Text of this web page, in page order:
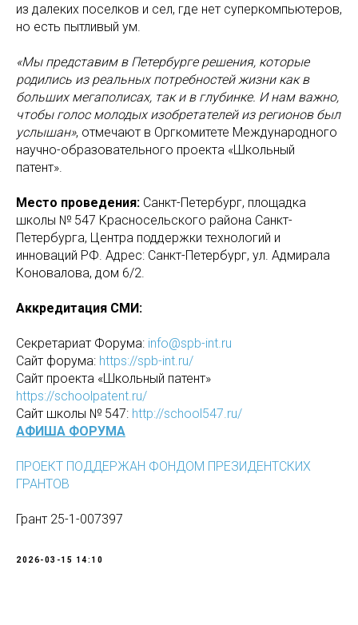
из далеких поселков и сел, где нет суперкомпьютеров,
но есть пытливый ум.
«Мы представим в Петербурге решения, которые
родились из реальных потребностей жизни как в
больших мегаполисах, так и в глубинке. И нам важно,
чтобы голос молодых изобретателей из регионов был
услышан», отмечают в Оргкомитете Международного
научно-образовательного проекта «Школьный
патент».
Место проведения: Санкт-Петербург, площадка
школы № 547 Красносельского района Санкт-
Петербурга, Центра поддержки технологий и
инноваций РФ. Адрес: Санкт-Петербург, ул. Адмирала
Коновалова, дом 6/2.
Аккредитация СМИ:
Секретариат Форума: info@spb-int.ru
Сайт форума: https://spb-int.ru/
Сайт проекта «Школьный патент»
https://schoolpatent.ru/
Сайт школы № 547: http://school547.ru/
АФИША ФОРУМА
ПРОЕКТ ПОДДЕРЖАН ФОНДОМ ПРЕЗИДЕНТСКИХ
ГРАНТОВ
Грант 25-1-007397
2026-03-15 14:10